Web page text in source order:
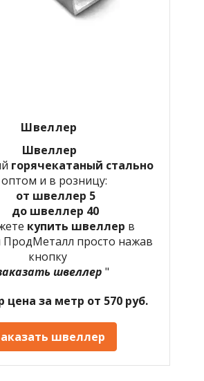
Швеллер
Швеллер
горячекатаный стально
оптом и в розницу:
от швеллер 5
до швеллер 40
купить швеллер в
просто нажав
кнопку
швеллер "
за метр от 570 руб.
швеллер